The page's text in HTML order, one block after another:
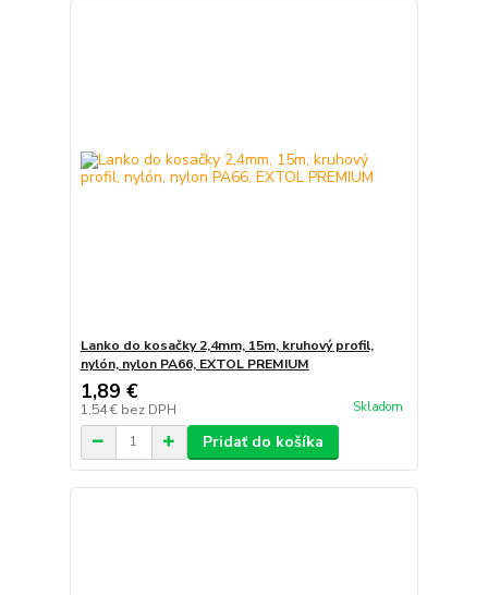
Lanko do kosačky 2,4mm, 15m, kruhový profil,
nylón, nylon PA66, EXTOL PREMIUM
1,89 €
1,54 € bez DPH Skladom
Pridať do košíka